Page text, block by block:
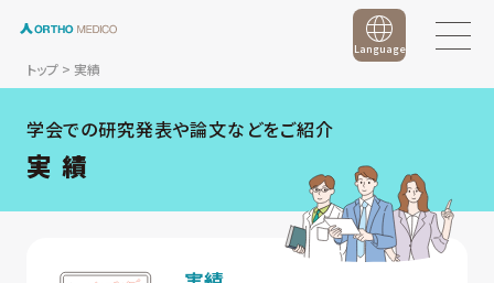
トップ> 実績
Language
学会での研究発表や論文などをご紹介
実 績